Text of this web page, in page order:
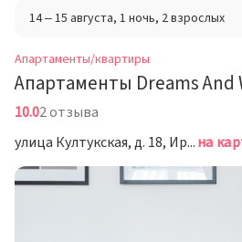
14 – 15 августа, 1 ночь, 2 взрослых
Апартаменты/квартиры
Апартаменты Dreams And
10.02 отзыва
улица Култукская, д. 18, Иркутскна